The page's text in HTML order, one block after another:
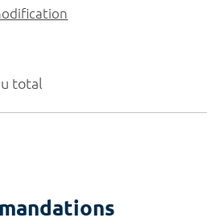
total